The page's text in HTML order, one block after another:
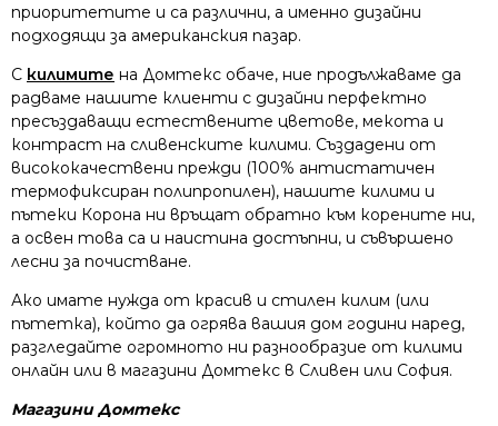
приоритетите и са различни, а именно дизайни
подходящи за американския пазар.
С килимите на Домтекс обаче, ние продължаваме да
радваме нашите клиенти с дизайни перфектно
пресъздаващи естествените цветове, мекота и
контраст на сливенските килими. Създадени от
висококачествени прежди (100% антистатичен
термофиксиран полипропилен), нашите килими и
пътеки Корона ни връщат обратно към корените ни,
а освен това са и наистина достъпни, и съвършено
лесни за почистване.
Ако имате нужда от красив и стилен килим (или
пътетка), който да огрява вашия дом години наред,
разгледайте огромното ни разнообразие от килими
онлайн или в магазини Домтекс в Сливен или София.
Магазини Домтекс